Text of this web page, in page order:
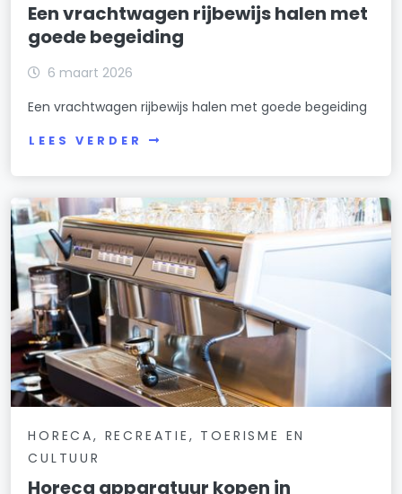
Een vrachtwagen rijbewijs halen met
goede begeiding
6 maart 2026
Een vrachtwagen rijbewijs halen met goede begeiding
LEES VERDER
HORECA, RECREATIE, TOERISME EN
CULTUUR
Horeca apparatuur kopen in